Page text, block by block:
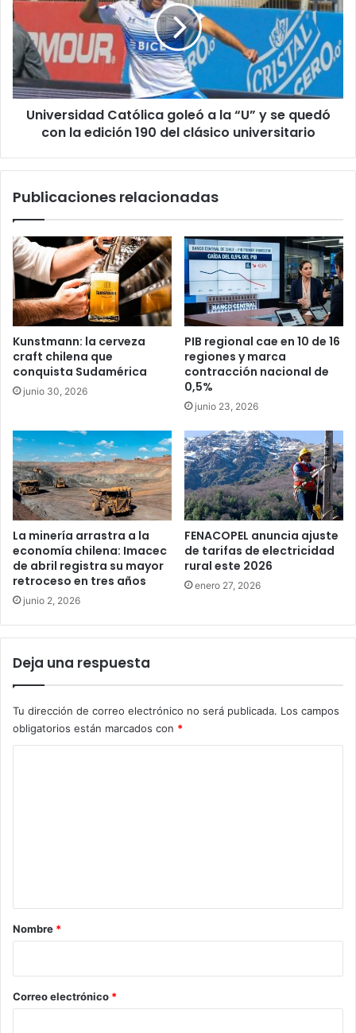
para
ella”
a
la
“U”
y
se
quedó
con
clásico
Universidad Católica goleó a la “U” y se quedó
con la edición 190 del clásico universitario
Publicaciones relacionadas
Kunstmann: la cerveza
craft chilena que
conquista Sudamérica
junio 30, 2026
PIB regional cae en 10 de 16
regiones y marca
contracción nacional de
0,5%
junio 23, 2026
La minería arrastra a la
economía chilena: Imacec
de abril registra su mayor
retroceso en tres años
junio 2, 2026
FENACOPEL anuncia ajuste
de tarifas de electricidad
rural este 2026
enero 27, 2026
Deja una respuesta
Tu dirección de correo electrónico no será publicada. Los campos
obligatorios están marcados con *
r
*
Nombre *
Correo electrónico *